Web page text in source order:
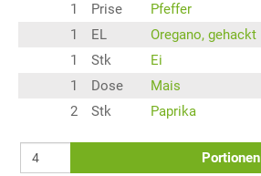
1
Prise
Pfeffer
1
EL
Oregano, gehackt
1
Stk
Ei
1
Dose
Mais
2
Stk Paprika
Portionen